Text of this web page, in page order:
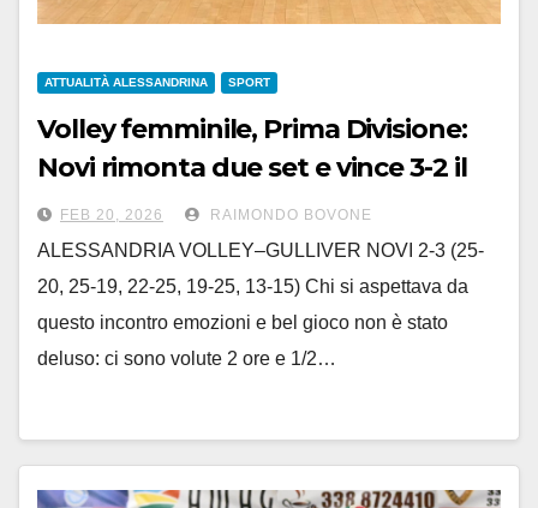
ATTUALITÀ ALESSANDRINA SPORT
Volley femminile, Prima Divisione:
Novi rimonta due set e vince 3-2 il
derby contro Alessandria
FEB 20, 2026 RAIMONDO BOVONE
ALESSANDRIA VOLLEY–GULLIVER NOVI 2-3 (25-
20, 25-19, 22-25, 19-25, 13-15) Chi si aspettava da
questo incontro emozioni e bel gioco non è stato
deluso: ci sono volute 2 ore e 1/2…